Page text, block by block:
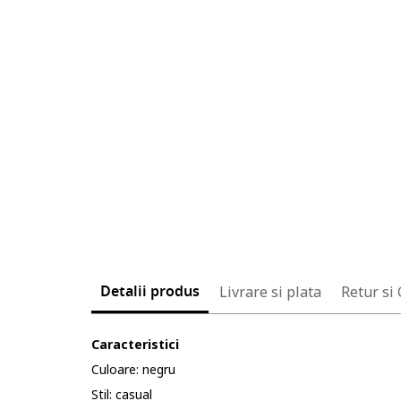
Detalii produs Livrare si plata Retur si
Caracteristici
Culoare: negru
Stil: casual